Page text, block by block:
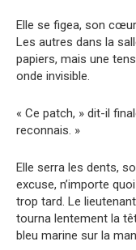
Elle se figea, son
Les autres dans la
papiers, mais une
onde invisible.
« Ce patch, » dit-il
reconnais. »
Elle serra les dents,
excuse, n’importe
trop tard. Le
tourna lentement la
bleu marine sur la